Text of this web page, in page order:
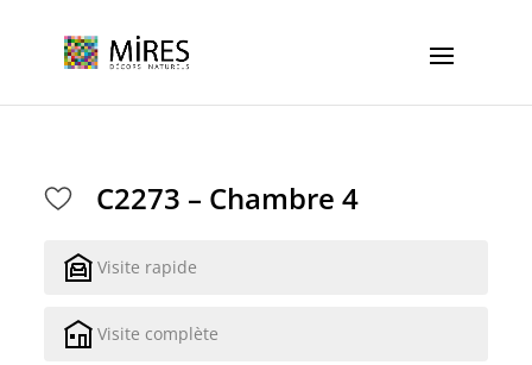
C2273 – Chambre 4
Visite rapide
Visite complète